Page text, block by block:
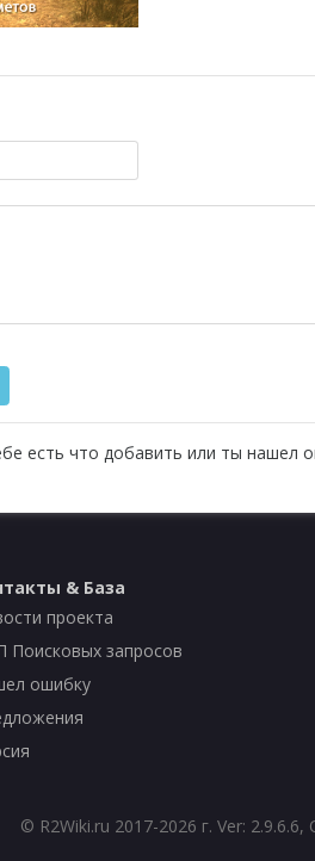
есть что добавить или ты
& База
проекта
Поисковых запросов
ошибку
© R2Wiki.ru 2017-2026 г. Ver: 2.9.6.6,